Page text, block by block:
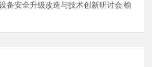
备安全升级改造与技术创新研讨会·榆